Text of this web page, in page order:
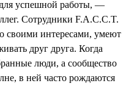
успешной работы, —
Сотрудники F.A.C.C.T.
своими интересами, умеют
друг друга. Когда
люди, а сообщество
в ней часто рождаются